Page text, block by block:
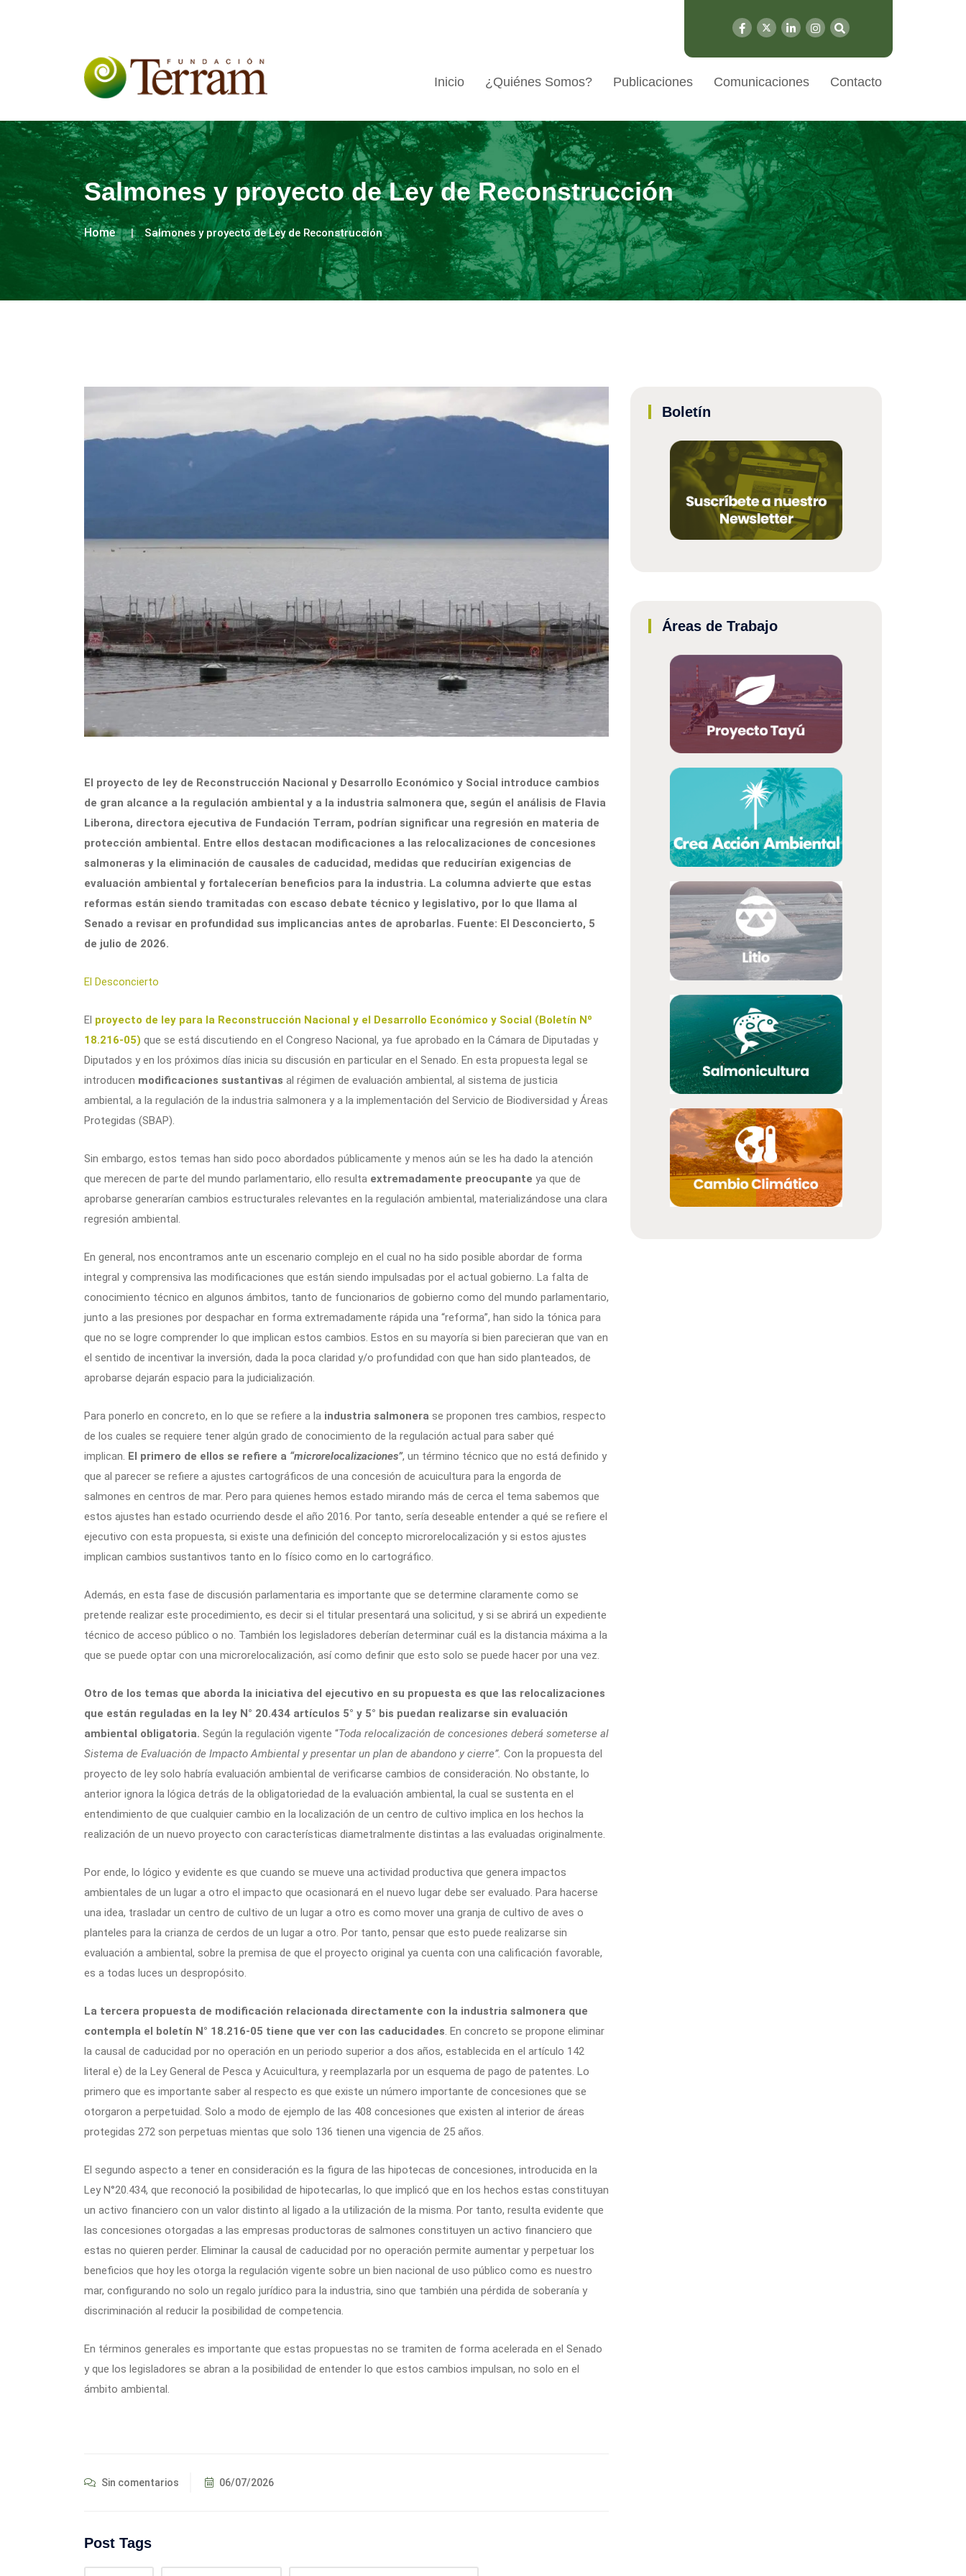
Inicio ¿Quiénes Somos? Publicaciones Comunicaciones Contacto
Salmones y proyecto de Ley de Reconstrucción
Home Salmones y proyecto de Ley de Reconstrucción
El proyecto de ley de Reconstrucción Nacional y Desarrollo Económico y Social introduce cambios
de gran alcance a la regulación ambiental y a la industria salmonera que, según el análisis de Flavia
Liberona, directora ejecutiva de Fundación Terram, podrían significar una regresión en materia de
protección ambiental. Entre ellos destacan modificaciones a las relocalizaciones de concesiones
salmoneras y la eliminación de causales de caducidad, medidas que reducirían exigencias de
evaluación ambiental y fortalecerían beneficios para la industria. La columna advierte que estas
reformas están siendo tramitadas con escaso debate técnico y legislativo, por lo que llama al
Senado a revisar en profundidad sus implicancias antes de aprobarlas. Fuente: El Desconcierto, 5
de julio de 2026.
El Desconcierto
El proyecto de ley para la Reconstrucción Nacional y el Desarrollo Económico y Social (Boletín Nº
18.216-05) que se está discutiendo en el Congreso Nacional, ya fue aprobado en la Cámara de Diputadas y
Diputados y en los próximos días inicia su discusión en particular en el Senado. En esta propuesta legal se
introducen modificaciones sustantivas al régimen de evaluación ambiental, al sistema de justicia
ambiental, a la regulación de la industria salmonera y a la implementación del Servicio de Biodiversidad y Áreas
Protegidas (SBAP).
Sin embargo, estos temas han sido poco abordados públicamente y menos aún se les ha dado la atención
que merecen de parte del mundo parlamentario, ello resulta extremadamente preocupante ya que de
aprobarse generarían cambios estructurales relevantes en la regulación ambiental, materializándose una clara
regresión ambiental.
En general, nos encontramos ante un escenario complejo en el cual no ha sido posible abordar de forma
integral y comprensiva las modificaciones que están siendo impulsadas por el actual gobierno. La falta de
conocimiento técnico en algunos ámbitos, tanto de funcionarios de gobierno como del mundo parlamentario,
junto a las presiones por despachar en forma extremadamente rápida una “reforma”, han sido la tónica para
que no se logre comprender lo que implican estos cambios. Estos en su mayoría si bien parecieran que van en
el sentido de incentivar la inversión, dada la poca claridad y/o profundidad con que han sido planteados, de
aprobarse dejarán espacio para la judicialización.
Para ponerlo en concreto, en lo que se refiere a la industria salmonera se proponen tres cambios, respecto
de los cuales se requiere tener algún grado de conocimiento de la regulación actual para saber qué
implican. El primero de ellos se refiere a “microrelocalizaciones”, un término técnico que no está definido y
que al parecer se refiere a ajustes cartográficos de una concesión de acuicultura para la engorda de
salmones en centros de mar. Pero para quienes hemos estado mirando más de cerca el tema sabemos que
estos ajustes han estado ocurriendo desde el año 2016. Por tanto, sería deseable entender a qué se refiere el
ejecutivo con esta propuesta, si existe una definición del concepto microrelocalización y si estos ajustes
implican cambios sustantivos tanto en lo físico como en lo cartográfico.
Además, en esta fase de discusión parlamentaria es importante que se determine claramente como se
pretende realizar este procedimiento, es decir si el titular presentará una solicitud, y si se abrirá un expediente
técnico de acceso público o no. También los legisladores deberían determinar cuál es la distancia máxima a la
que se puede optar con una microrelocalización, así como definir que esto solo se puede hacer por una vez.
Otro de los temas que aborda la iniciativa del ejecutivo en su propuesta es que las relocalizaciones
que están reguladas en la ley N° 20.434 artículos 5° y 5° bis puedan realizarse sin evaluación
ambiental obligatoria. Según la regulación vigente “Toda relocalización de concesiones deberá someterse al
Sistema de Evaluación de Impacto Ambiental y presentar un plan de abandono y cierre”. Con la propuesta del
proyecto de ley solo habría evaluación ambiental de verificarse cambios de consideración. No obstante, lo
anterior ignora la lógica detrás de la obligatoriedad de la evaluación ambiental, la cual se sustenta en el
entendimiento de que cualquier cambio en la localización de un centro de cultivo implica en los hechos la
realización de un nuevo proyecto con características diametralmente distintas a las evaluadas originalmente.
Por ende, lo lógico y evidente es que cuando se mueve una actividad productiva que genera impactos
ambientales de un lugar a otro el impacto que ocasionará en el nuevo lugar debe ser evaluado. Para hacerse
una idea, trasladar un centro de cultivo de un lugar a otro es como mover una granja de cultivo de aves o
planteles para la crianza de cerdos de un lugar a otro. Por tanto, pensar que esto puede realizarse sin
evaluación a ambiental, sobre la premisa de que el proyecto original ya cuenta con una calificación favorable,
es a todas luces un despropósito.
La tercera propuesta de modificación relacionada directamente con la industria salmonera que
contempla el boletín N° 18.216-05 tiene que ver con las caducidades. En concreto se propone eliminar
la causal de caducidad por no operación en un periodo superior a dos años, establecida en el artículo 142
literal e) de la Ley General de Pesca y Acuicultura, y reemplazarla por un esquema de pago de patentes. Lo
primero que es importante saber al respecto es que existe un número importante de concesiones que se
otorgaron a perpetuidad. Solo a modo de ejemplo de las 408 concesiones que existen al interior de áreas
protegidas 272 son perpetuas mientas que solo 136 tienen una vigencia de 25 años.
El segundo aspecto a tener en consideración es la figura de las hipotecas de concesiones, introducida en la
Ley N°20.434, que reconoció la posibilidad de hipotecarlas, lo que implicó que en los hechos estas constituyan
un activo financiero con un valor distinto al ligado a la utilización de la misma. Por tanto, resulta evidente que
las concesiones otorgadas a las empresas productoras de salmones constituyen un activo financiero que
estas no quieren perder. Eliminar la causal de caducidad por no operación permite aumentar y perpetuar los
beneficios que hoy les otorga la regulación vigente sobre un bien nacional de uso público como es nuestro
mar, configurando no solo un regalo jurídico para la industria, sino que también una pérdida de soberanía y
discriminación al reducir la posibilidad de competencia.
En términos generales es importante que estas propuestas no se tramiten de forma acelerada en el Senado
y que los legisladores se abran a la posibilidad de entender lo que estos cambios impulsan, no solo en el
ámbito ambiental.
Sin comentarios 06/07/2026
Post Tags
Boletín
Áreas de Trabajo